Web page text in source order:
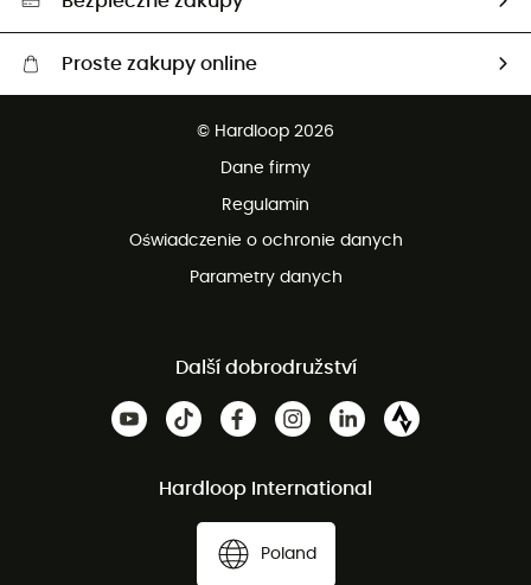
Proste zakupy online
© Hardloop 2026
Dane firmy
Regulamin
Oświadczenie o ochronie danych
Parametry danych
Další dobrodružství
Hardloop International
Poland